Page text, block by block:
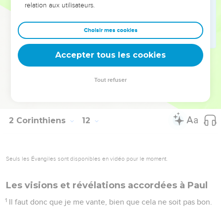
Quand j’étais à Damas, le gouverneur représentant le roi
Mais, par une fenêtre de la muraille, on me descendit à
l’extérieur dans une corbeille, et c’est ainsi que je lui
échappai.
© Société biblique française – Bibli’O, 1997, avec autorisation. Pour vous procurer
2 Corinthiens 12
Seuls les Évangiles sont disponibles en vidéo pour le moment.
Les visions et révélations accordées à Paul
1 Il faut donc que je me vante, bien que cela ne soit pas bon.
relation aux utilisateurs.
Choisir mes cookies
Accepter tous les cookies
Tout refuser